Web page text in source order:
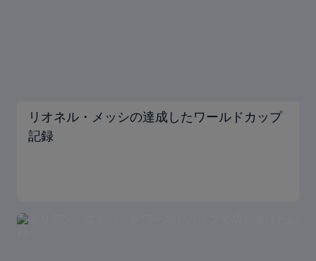
リオネル・メッシの達成したワールドカップ
記録